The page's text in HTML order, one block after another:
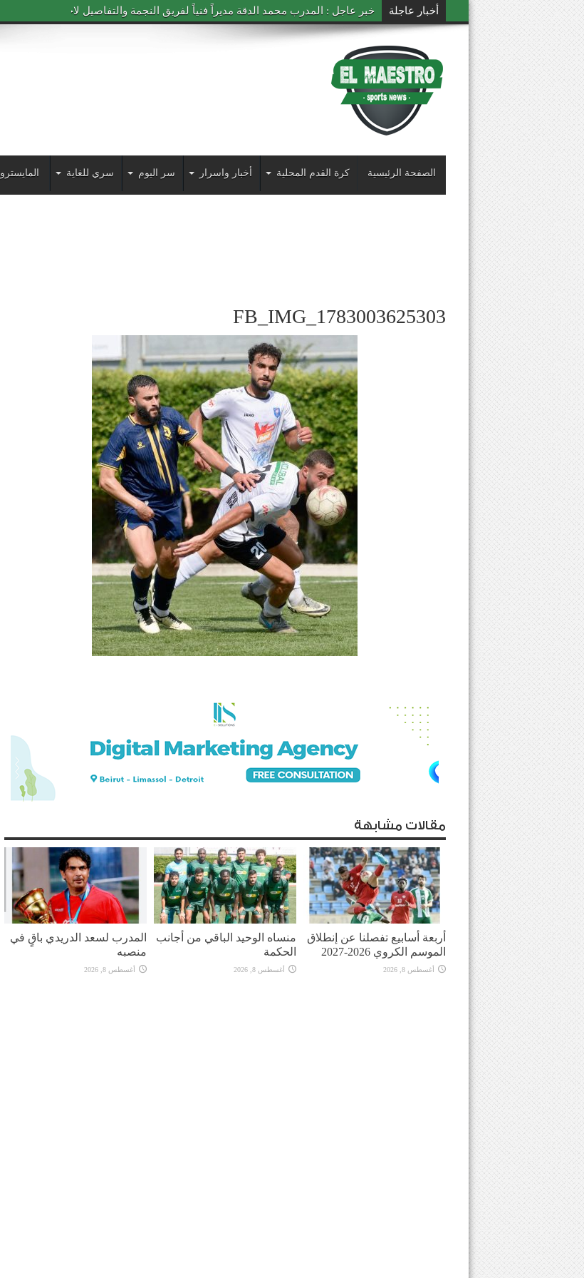
أخبار عاجلة خبر عاجل : المدرب محمد الدقة مديراً فنياً لفريق النجمة والتفاصيل لاحقاً
الصفحة الرئيسية كرة القدم المحلية أخبار واسرار سر اليوم سري للغاية المايسترو
FB_IMG_1783003625303
مقالات مشابهة
أربعة أسابيع تفصلنا عن إنطلاق
الموسم الكروي 2026-2027
أغسطس 8, 2026
منساه الوحيد الباقي من أجانب
الحكمة
أغسطس 8, 2026
المدرب لسعد الدريدي باقٍ في
منصبه
أغسطس 8, 2026